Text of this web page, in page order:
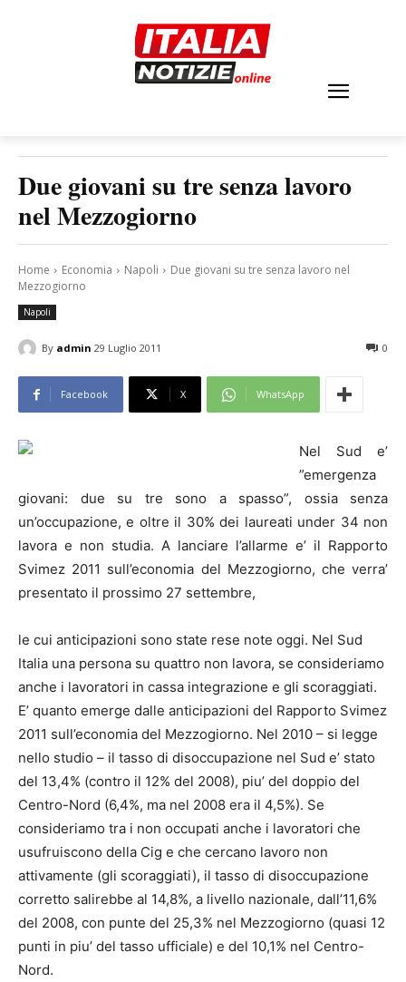
Due giovani su tre senza lavoro
nel Mezzogiorno
Home Economia Napoli
Due giovani su tre senza lavoro nel
Mezzogiorno
Napoli
By admin 29 Luglio 2011 0
Facebook X WhatsApp
Nel Sud e’
”emergenza
giovani: due su tre sono a spasso”, ossia senza
un’occupazione, e oltre il 30% dei laureati under 34 non
lavora e non studia. A lanciare l’allarme e’ il Rapporto
Svimez 2011 sull’economia del Mezzogiorno, che verra’
presentato il prossimo 27 settembre,
le cui anticipazioni sono state rese note oggi. Nel Sud
Italia una persona su quattro non lavora, se consideriamo
anche i lavoratori in cassa integrazione e gli scoraggiati.
E’ quanto emerge dalle anticipazioni del Rapporto Svimez
2011 sull’economia del Mezzogiorno. Nel 2010 – si legge
nello studio – il tasso di disoccupazione nel Sud e’ stato
del 13,4% (contro il 12% del 2008), piu’ del doppio del
Centro-Nord (6,4%, ma nel 2008 era il 4,5%). Se
consideriamo tra i non occupati anche i lavoratori che
usufruiscono della Cig e che cercano lavoro non
attivamente (gli scoraggiati), il tasso di disoccupazione
corretto salirebbe al 14,8%, a livello nazionale, dall’11,6%
del 2008, con punte del 25,3% nel Mezzogiorno (quasi 12
punti in piu’ del tasso ufficiale) e del 10,1% nel Centro-
Nord.